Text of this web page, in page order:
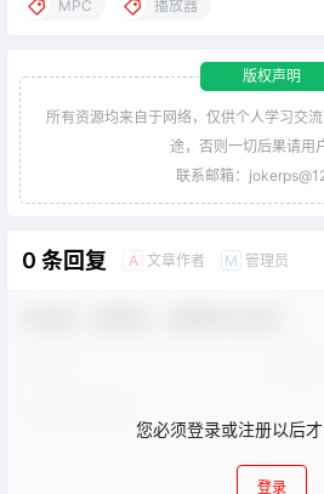
MPC 播放器
版权声明
所有资源均来自于网络，仅供个人学习交
途，否则一切后果请用
联系邮箱：
0 条回复 A 文章作者 M 管理员
您必须登录或注册以后
登录